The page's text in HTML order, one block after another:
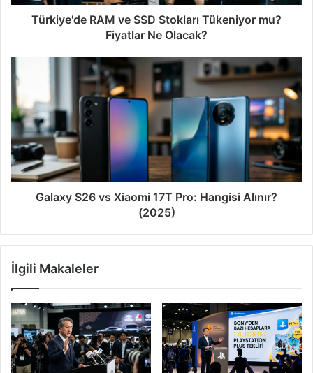
Türkiye'de RAM ve SSD Stokları Tükeniyor mu?
Fiyatlar Ne Olacak?
Galaxy S26 vs Xiaomi 17T Pro: Hangisi Alınır?
(2025)
İlgili Makaleler